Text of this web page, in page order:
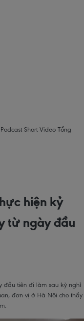
Podcast Short Video Tổng
hiện kỷ
từ ngày đầu
đầu tiên đi làm sau kỳ nghỉ
đơn vị ở Hà Nội cho thấy